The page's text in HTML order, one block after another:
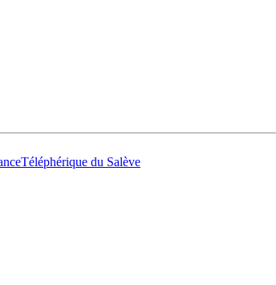
Téléphérique du Salève